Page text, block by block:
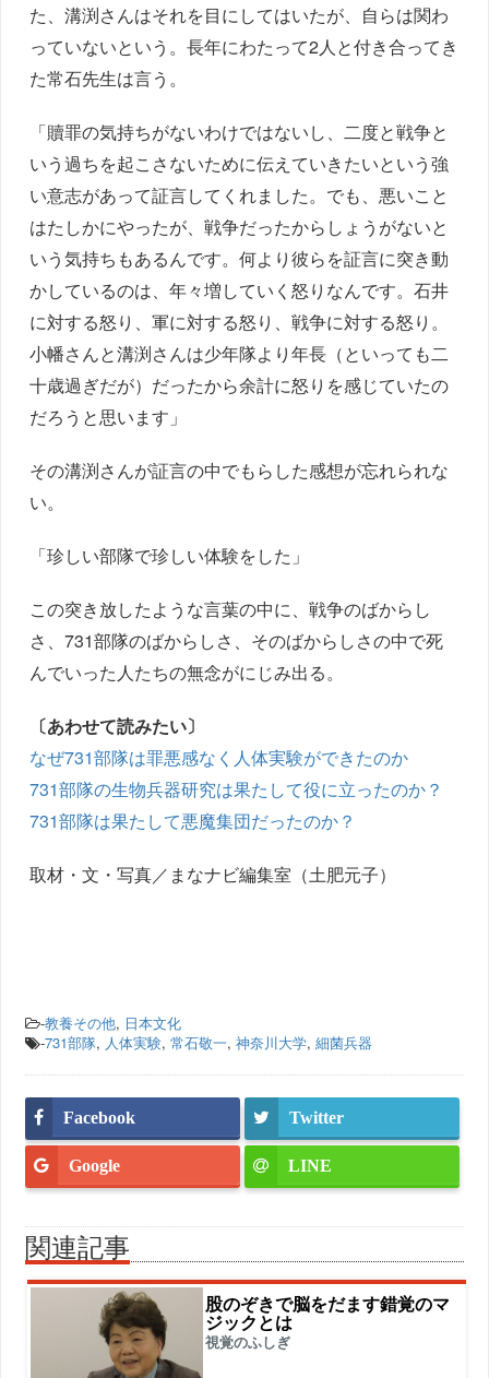
た、溝渕さんはそれを目にしてはいたが、自らは関わ
っていないという。長年にわたって2人と付き合ってき
た常石先生は言う。
「贖罪の気持ちがないわけではないし、二度と戦争と
いう過ちを起こさないために伝えていきたいという強
い意志があって証言してくれました。でも、悪いこと
はたしかにやったが、戦争だったからしょうがないと
いう気持ちもあるんです。何より彼らを証言に突き動
かしているのは、年々増していく怒りなんです。石井
に対する怒り、軍に対する怒り、戦争に対する怒り。
小幡さんと溝渕さんは少年隊より年長（といっても二
十歳過ぎだが）だったから余計に怒りを感じていたの
だろうと思います」
その溝渕さんが証言の中でもらした感想が忘れられな
い。
「珍しい部隊で珍しい体験をした」
この突き放したような言葉の中に、戦争のばからし
さ、731部隊のばからしさ、そのばからしさの中で死
んでいった人たちの無念がにじみ出る。
〔あわせて読みたい〕
なぜ731部隊は罪悪感なく人体実験ができたのか
731部隊の生物兵器研究は果たして役に立ったのか？
731部隊は果たして悪魔集団だったのか？
取材・文・写真／まなナビ編集室（土肥元子）
-教養その他, 日本文化
-731部隊, 人体実験,常石敬一,神奈川大学,細菌兵器
Facebook Twitter
Google LINE
関連記事
股のぞきで脳をだます錯覚のマ
ジックとは
視覚のふしぎ